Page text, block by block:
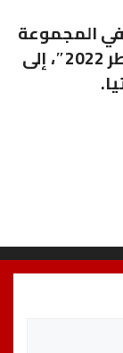
في المجموعة
السادسة بنهائيات كأس العالم “قطر 2022″، إلى
.